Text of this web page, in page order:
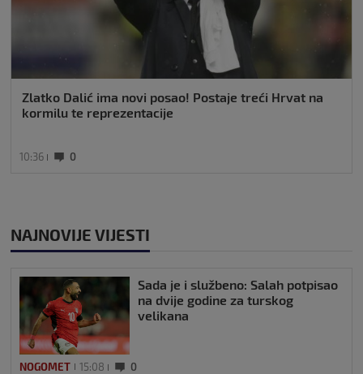
Zlatko Dalić ima novi posao! Postaje treći Hrvat na
kormilu te reprezentacije
10:36 0
NAJNOVIJE VIJESTI
Sada je i službeno: Salah potpisao
na dvije godine za turskog
velikana
NOGOMET 15:08 0